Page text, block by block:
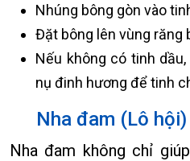
Nhúng bông gòn vào
Đặt bông lên vùng răng
Nếu không có tinh
nụ đinh hương để tinh
Nha đam (Lô hội)
Nha đam không chỉ